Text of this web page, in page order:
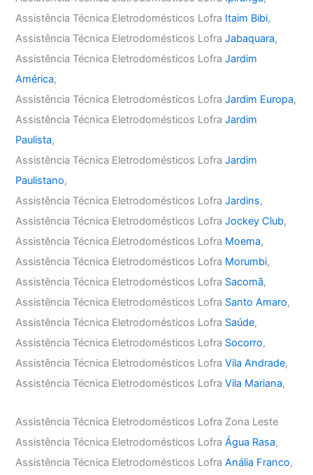
Assistência Técnica Eletrodomésticos Lofra Itaim Bibi,
Assistência Técnica Eletrodomésticos LofraJabaquara,
Assistência Técnica Eletrodomésticos LofraJardim
América,
Assistência Técnica Eletrodomésticos LofraJardim Europa,
Assistência Técnica Eletrodomésticos LofraJardim
Paulista,
Assistência Técnica Eletrodomésticos LofraJardim
Paulistano,
Assistência Técnica Eletrodomésticos LofraJardins,
Assistência Técnica Eletrodomésticos LofraJockey Club,
Assistência Técnica Eletrodomésticos Lofra Moema,
Assistência Técnica Eletrodomésticos Lofra Morumbi,
Assistência Técnica Eletrodomésticos Lofra Sacomã,
Assistência Técnica Eletrodomésticos Lofra Santo Amaro,
Assistência Técnica Eletrodomésticos Lofra Saúde,
Assistência Técnica Eletrodomésticos Lofra Socorro,
Assistência Técnica Eletrodomésticos LofraVila Andrade,
Assistência Técnica Eletrodomésticos LofraVila Mariana,
Assistência Técnica Eletrodomésticos Lofra Zona Leste
Assistência Técnica Eletrodomésticos LofraÁgua Rasa,
Assistência Técnica Eletrodomésticos LofraAnália Franco,